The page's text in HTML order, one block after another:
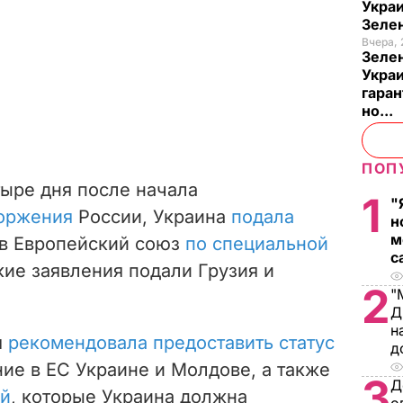
дня после начала
России, Украина подала
Европейский союз по специальной
заявления подали Грузия и
рекомендовала предоставить статус
в ЕС Украине и Молдове, а также
, которые Украина должна
Вчера,
но...
1
2